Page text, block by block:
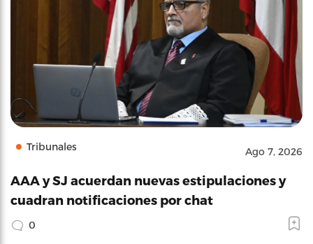
Tribunales Ago 7, 2026
AAA y SJ acuerdan nuevas estipulaciones y
cuadran notificaciones por chat
0